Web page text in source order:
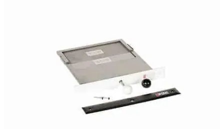
Leivin -ja lämpiöuunit
Kiertoilmatakat ja kamiinat